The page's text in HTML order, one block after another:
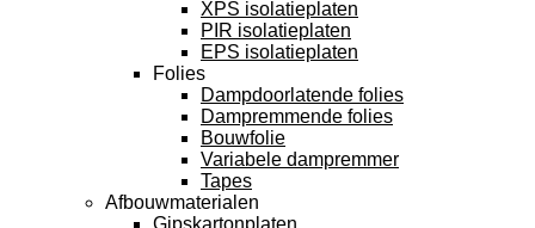
XPS isolatieplaten
PIR isolatieplaten
EPS isolatieplaten
Folies
Dampdoorlatende folies
Dampremmende folies
Bouwfolie
Variabele dampremmer
Tapes
Afbouwmaterialen